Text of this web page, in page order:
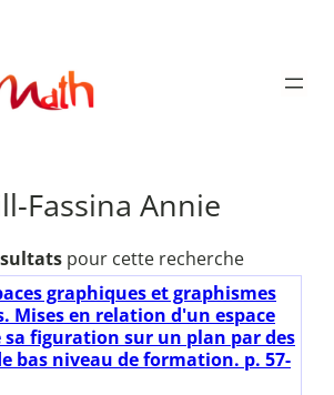
Fassina Annie
pour cette recherche
graphiques et graphismes
Mises en relation d'un espace
sa figuration sur un plan par des
bas niveau de formation. p. 57-